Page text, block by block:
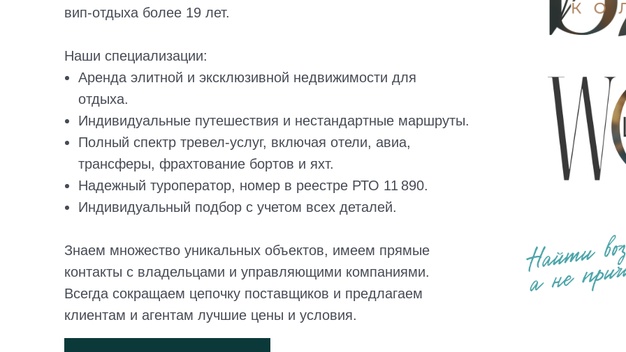
вип-отдыха более 19 лет.
Наши специализации:
Аренда элитной и эксклюзивной недвижимости для
отдыха.
Индивидуальные путешествия и нестандартные маршруты.
Полный спектр тревел-услуг, включая отели, авиа,
трансферы, фрахтование бортов и яхт.
Надежный туроператор, номер в реестре РТО 11 890.
Индивидуальный подбор с учетом всех деталей.
Знаем множество уникальных объектов, имеем прямые
контакты с владельцами и управляющими компаниями.
Всегда сокращаем цепочку поставщиков и предлагаем
клиентам и агентам лучшие цены и условия.